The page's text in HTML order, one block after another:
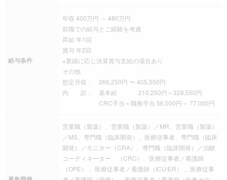
給与条件
年収 400万円 ～ 480万円
前職での給与とご経験を考慮
昇給 年1回
賞与 年2回
※業績に応じ決算賞与支給の場合あり
その他
想定月収： 266,250円 〜 405,550円
内 訳： 基本給 210,250円～328,550円
CRC手当＋職務手当 56,000円～ 77,000円
営業職（製薬）、営業職（製薬）／MR、営業職（製薬）
／MS、専門職（臨床開発）、医療従事者、専門職（臨床
開発）／モニター（CRA）、専門職（臨床開発）／治験
コーディネーター （CRC）、医療従事者／看護師
（OPE） 、医療従事者／看護師（ICU/ER） 、医療従事